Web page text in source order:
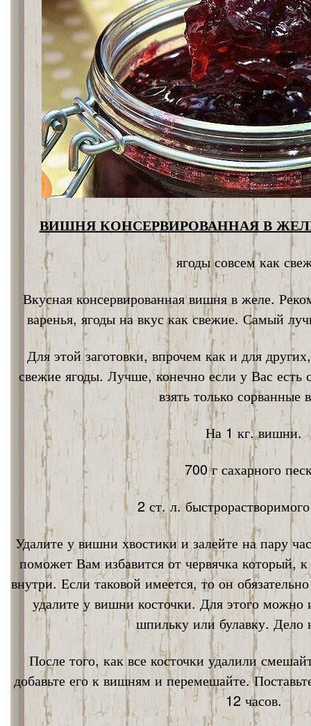
ВИШНЯ КОНСЕРВИРОВАННАЯ В
ягоды совсем как
Вкусная консервированная вишня в желе.
варенья, ягоды на вкус как свежие. Самый
Для этой заготовки, впрочем как и для
свежие ягоды. Лучше, конечно если у Вас
взять только сорванные
На 1 кг. вишни.
700 г сахарного
2 ст. л.
Удалите у вишни хвостики и залейте на пару
поможет Вам избавится от червячка который,
внутри. Если таковой имеется, то он
удалите у вишни косточки. Для этого можно
шпильку или булавку. Дело
После того, как все косточки удалили
добавьте его к вишням и перемешайте.
12 часов.